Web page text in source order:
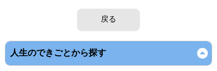
戻る
人生のできごとから探す